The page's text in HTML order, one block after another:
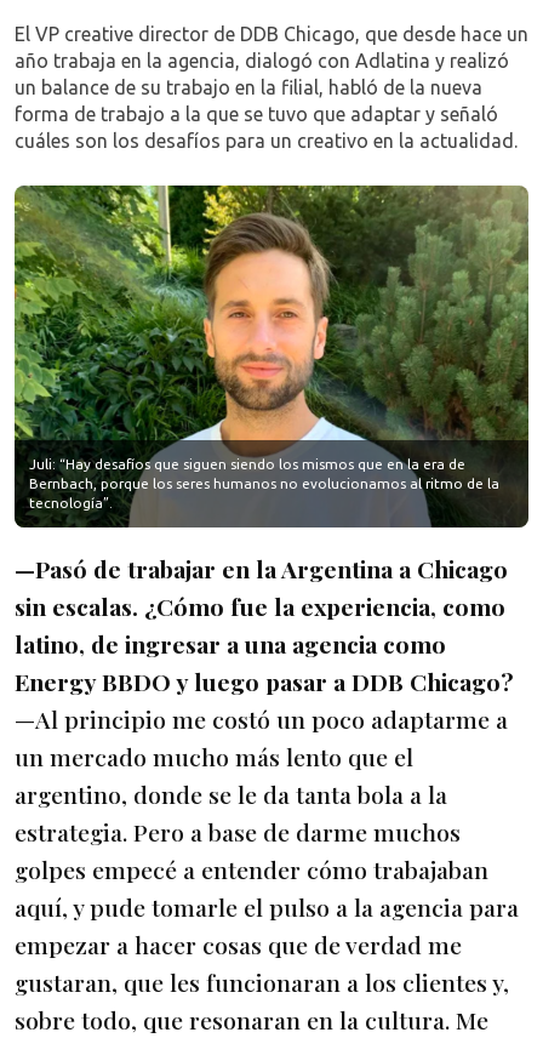
El VP creative director de DDB Chicago, que desde hace un
año trabaja en la agencia, dialogó con Adlatina y realizó
un balance de su trabajo en la filial, habló de la nueva
forma de trabajo a la que se tuvo que adaptar y señaló
cuáles son los desafíos para un creativo en la actualidad.
Juli: “Hay desafíos que siguen siendo los mismos que en la era de
Bernbach, porque los seres humanos no evolucionamos al ritmo de la
tecnología”.
—Pasó de trabajar en la Argentina a Chicago
sin escalas. ¿Cómo fue la experiencia, como
latino, de ingresar a una agencia como
Energy BBDO y luego pasar a DDB Chicago?
—Al principio me costó un poco adaptarme a
un mercado mucho más lento que el
argentino, donde se le da tanta bola a la
estrategia. Pero a base de darme muchos
golpes empecé a entender cómo trabajaban
aquí, y pude tomarle el pulso a la agencia para
empezar a hacer cosas que de verdad me
gustaran, que les funcionaran a los clientes y,
sobre todo, que resonaran en la cultura. Me